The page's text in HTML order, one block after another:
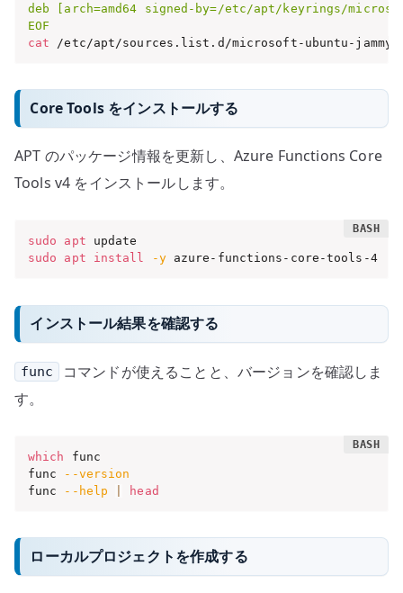
deb [arch=amd64 signed-by=/etc/apt/keyrings/
EOF
cat /etc/apt/sources.list.d/microsoft-ubuntu-
Core Tools をインストールする
APT のパッケージ情報を更新し、Azure Functions Core
Tools v4 をインストールします。
sudo apt
sudo
apt install -y azure-functions-core-tools-4
インストール結果を確認する
func
コマンドが使えることと、バージョンを確認しま
す。
which func
func
--version
func
--help head
ローカルプロジェクトを作成する